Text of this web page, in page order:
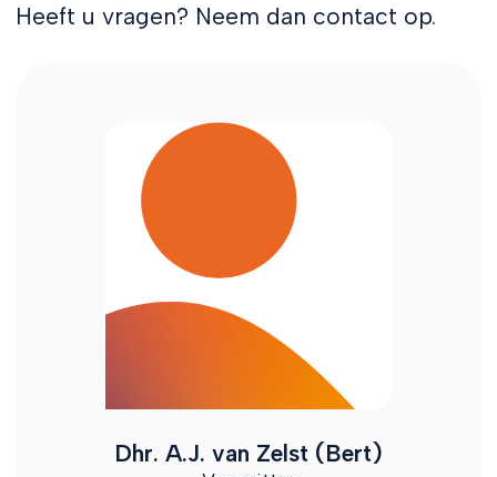
Heeft u vragen? Neem dan contact op.
Dhr. A.J. van Zelst (Bert)